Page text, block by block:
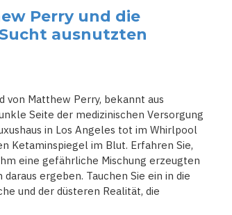
Perry und die
ausnutzten
von Matthew Perry, bekannt aus
Seite der medizinischen Versorgung
in Los Angeles tot im Whirlpool
Ketaminspiegel im Blut. Erfahren Sie,
eine gefährliche Mischung erzeugten
ergeben. Tauchen Sie ein in die
und der düsteren Realität, die